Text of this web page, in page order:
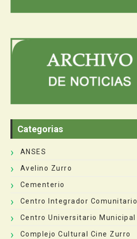
Categorias
ANSES
Avelino Zurro
Cementerio
Centro Integrador Comunitario
Centro Universitario Municipal
Complejo Cultural Cine Zurro